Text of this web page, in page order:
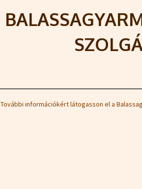
További információkért látogasson el a